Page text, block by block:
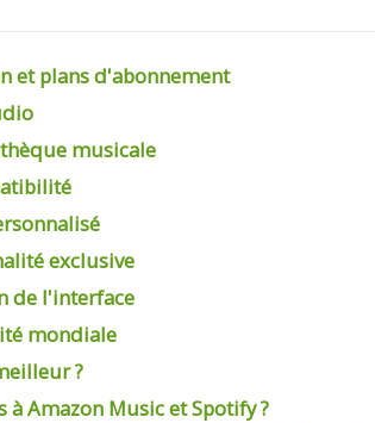
et plans d'abonnement
musicale
exclusive
de l'interface
mondiale
?
Amazon Music et Spotify ?